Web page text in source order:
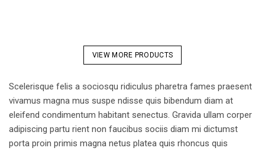
VIEW MORE PRODUCTS
Scelerisque felis a sociosqu ridiculus pharetra fames praesent
vivamus magna mus suspe ndisse quis bibendum diam at
eleifend condimentum habitant senectus. Gravida ullam corper
adipiscing partu rient non faucibus sociis diam mi dictumst
porta proin primis magna netus platea quis rhoncus quis